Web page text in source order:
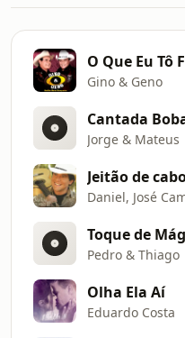
O Que Eu Tô
Gino & Geno
Cantada
Jorge & Mateus
Daniel, José
Toque de
Pedro & Thiago
Olha Ela Aí
Eduardo Costa